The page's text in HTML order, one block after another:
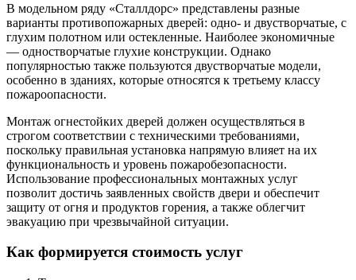
В модельном ряду «Сталлдорс» представлены разные
варианты противопожарных дверей: одно- и двустворчатые, с
глухим полотном или остекленные. Наиболее экономичные
— одностворчатые глухие конструкции. Однако
популярностью также пользуются двустворчатые модели,
особенно в зданиях, которые относятся к третьему классу
пожароопасности.
Монтаж огнестойких дверей должен осуществляться в
строгом соответствии с техническими требованиями,
поскольку правильная установка напрямую влияет на их
функциональность и уровень пожаробезопасности.
Использование профессиональных монтажных услуг
позволит достичь заявленных свойств двери и обеспечит
защиту от огня и продуктов горения, а также облегчит
эвакуацию при чрезвычайной ситуации.
Как формируется стоимость услуг